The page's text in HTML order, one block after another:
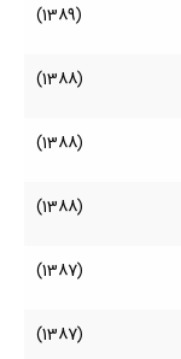
(1389)
(1388)
(1388)
(1388)
(1387)
(1387)